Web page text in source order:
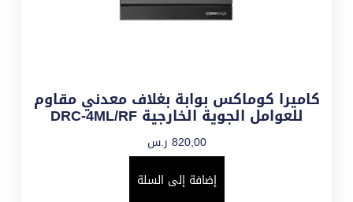
كاميرا كوماكس بوابة بغلاف معدني مقاوم
للعوامل الجوية الخارجية DRC-4ML/RF
820,00 ر.س
إضافة إلى السلة